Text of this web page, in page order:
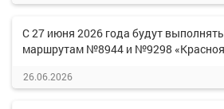
С 27 июня 2026 года будут
маршрутам №8944 и №9298
26.06.2026